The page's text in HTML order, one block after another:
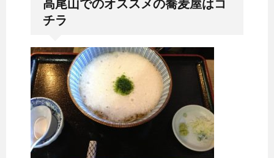
高尾山でのオススメの蕎麦屋はコ
チラ